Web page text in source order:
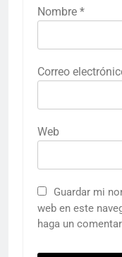
Nombre *
Correo
Web
Guardar mi
web en este
haga un